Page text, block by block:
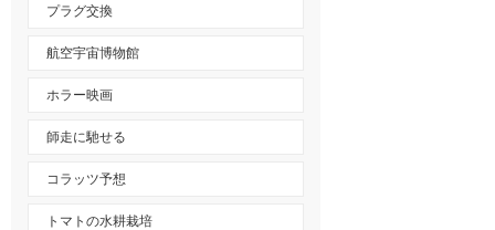
プラグ交換
航空宇宙博物館
ホラー映画
師走に馳せる
コラッツ予想
トマトの水耕栽培